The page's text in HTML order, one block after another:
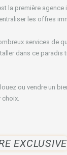
la première
les offres
services de
dans ce paradis
ou vendre un
choix.
EXCLUSIVE